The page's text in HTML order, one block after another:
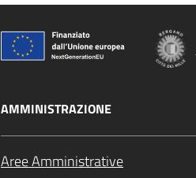
AMMINISTRAZIONE
Aree Amministrative